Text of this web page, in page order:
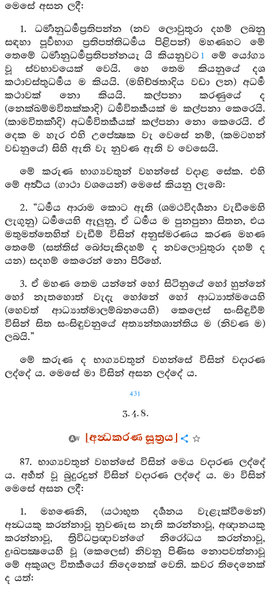
මෙසේ අසන ලදී:
1. ධර්‍මානුධර්‍මප්‍රතිපන්න (නව ලොවුතුරා දහම් ලබනු
සඳහා පූර්‍වභාග ප්‍රතිපත්තිධර්‍මය පිළිපන්) මහණහට මේ
තෙමේ ධර්‍මානුධර්‍මප්‍රතිපන්නයැ යි කියනුවට 1
මේ යෝග්‍ය
වූ ස්වභාවයෙක් වෙයි. හෙ තෙම කියනුයේ දශ
කථාවස්තුධර්‍මය ම කියයි. (මහිච්ඡතාදිය වඩා ලන) අධර්‍ම
කථාවක් නො කියයි. කල්පනා කරණුයේ ද
(නෙක්ඛම්මවිතක්කාදි) ධර්‍මවිතර්‍කයක් ම කල්පනා කෙරෙයි.
(කාමවිතර්‍කාදි) අධර්‍මවිතර්‍කයක් කල්පනා නො කෙරෙයි. ඒ
දෙක ම හැර එහි උපේක්‍ෂක වැ වෙසේ නම්, (කමටහන්
වඩනුයේ) සිහි ඇති වැ නුවණ ඇති ව වෙසෙයි.
මේ කරුණ භාග්‍යවතුන් වහන්සේ වදාළ සේක. එහි
මේ අර්‍ත්‍ථය (ගාථා වශයෙන්) මෙසේ කියනු ලැබේ:
2. “ධර්‍මය ආරාම කොට ඇති (ශමථවිදර්‍ශනා වැඩීමෙහි
ලැගුනු) ධර්‍මයෙහි ඇලුනු, ඒ ධර්‍මය ම පුනපුනා සිතන, එය
මතුමත්තෙහිත් වැඩීම් විසින් අනුස්මරණය කරණ මහණ
තෙමේ (සත්තිස් බෝපැකිදහම් ද නවලොවුතුරා දහම් ද
යන) සදහම් කෙරෙන් නො පිරිහේ.
3. ඒ මහණ තෙම යන්නේ හෝ සිටිනුයේ හෝ හුන්නේ
හෝ නැතහොත් වැදැ හෝනේ හෝ ආධ්‍යාත්මයෙහි
(හෙවත් ආධ්‍යාත්මාලම්බනයෙහි) කෙලෙස් සංසිඳුවීම්
විසින් සිත සංසිඳුවනුයේ අත්‍යන්තශාන්තිය ම (නිවණ ම)
ලබයි.”
මේ කරුණ ද භාග්‍යවතුන් වහන්සේ විසින් වදාරණ
ලද්දේ ය. මෙසේ මා විසින් අසන ලද්දේ ය.
431
3. 4. 8.
[අන්‍ධකරණ සූත්‍රය]
87. භාග්‍යවතුන් වහන්සේ විසින් මෙය වදාරණ ලද්දේ
ය. අර්‍හත් වූ බුදුරදුන් විසින් වදාරණ ලද්දේ ය. මා විසින්
මෙසේ අසන ලදී:
1. මහණෙනි, (යථාභූත දර්‍ශනය වැළැක්වීමෙන්)
අන්‍ධයකු කරන්නාවූ නුවණැස නැති කරන්නාවූ, අඥානයකු
කරන්නාවූ, ත්‍රිවිධප්‍රඥාවන්ගේ නිරෝධය කරන්නාවූ,
දුඃඛපක්‍ෂයෙහි වූ (කෙලෙස්) නිවනු පිණිස නොපවත්නාවූ
මේ අකුශල විතර්‍කයෝ තිදෙනෙක් වෙති. කවර තිදෙනෙක්
ද යත්: